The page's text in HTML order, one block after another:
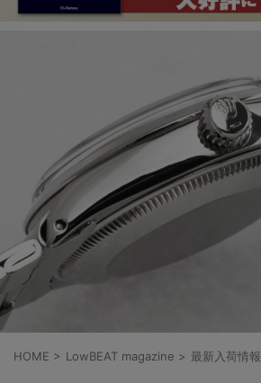
HOME > LowBEAT magazine > 最新入荷情報